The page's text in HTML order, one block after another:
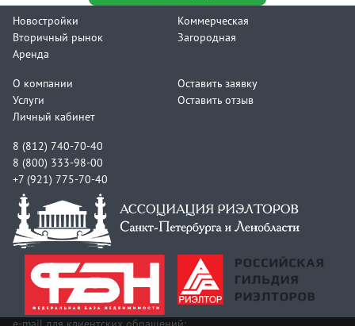
Новостройки
Вторичный рынок
Аренда
Коммерческая
Загородная
О компании
Услуги
Личный кабинет
Оставить заявку
Оставить отзыв
8 (812) 740-70-40
8 (800) 333-98-00
+7 (921) 775-70-40